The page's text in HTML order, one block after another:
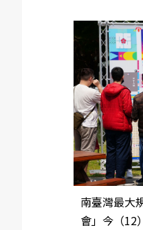
南臺灣最大
會」今（12